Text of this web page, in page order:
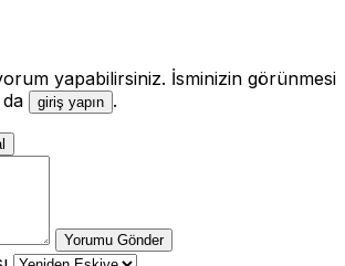
yapabilirsiniz. İsminizin görünmesi
giriş yapın .
Yorumu Gönder